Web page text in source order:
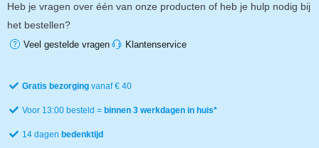
Heb je vragen over één van onze producten of heb je hulp nodig bij
het bestellen?
Veel gestelde vragen Klantenservice
Gratis bezorgingvanaf € 40
Voor 13:00 besteld =binnen 3 werkdagen in huis*
14 dagenbedenktijd